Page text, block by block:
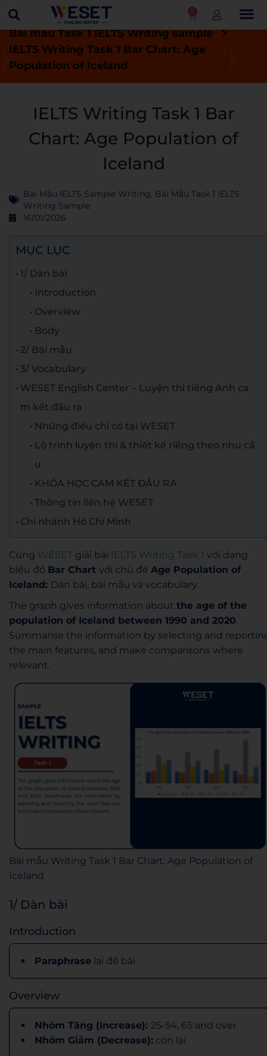
0
Trang chủ Blog
Bài thi IELTS mẫu
Bài mẫu Task 1 IELTS Writing sample
IELTS Writing Task 1 Bar Chart: Age
Population of Iceland
IELTS Writing Task 1 Bar
Chart: Age Population of
Iceland
Bài Mẫu IELTS Sample Writing, Bài Mẫu Task 1 IELTS
Writing Sample
16/01/2026
MỤC LỤC
1/ Dàn bài
Introduction
Overview
Body
2/ Bài mẫu
3/ Vocabulary
WESET English Center – Luyện thi tiếng Anh ca
m kết đầu ra
Những điều chỉ có tại WESET
Lộ trình luyện thi & thiết kế riêng theo nhu cầ
u
KHÓA HỌC CAM KẾT ĐẦU RA
Thông tin liên hệ WESET
Chi nhánh Hồ Chí Minh
Cùng WESET giải bài IELTS Writing Task 1 với dạng
biểu đồ Bar Chart với chủ đề Age Population of
Iceland: Dàn bài, bài mẫu và vocabulary.
The graph gives information about the age of the
population of Iceland between 1990 and 2020.
Summarise the information by selecting and
the main features, and make comparisons where
relevant.
Bài mẫu Writing Task 1 Bar Chart: Age Population of
Iceland
1/ Dàn bài
Introduction
Paraphrase lại đề bài
Overview
Nhóm Tăng (Increase): 25-54, 65 and over
Nhóm Giảm (Decrease): còn lại